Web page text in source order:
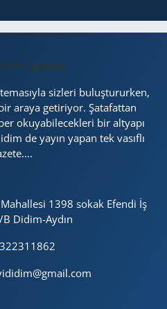
sizleri buluştururken,
araya getiriyor. Şatafattan
okuyabilecekleri bir altyapı
de yayın yapan tek vasıflı
1398 sokak Efendi İş
B Didim-Aydın